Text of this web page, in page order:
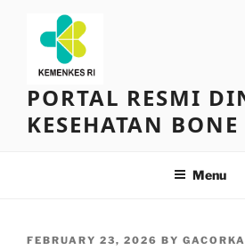
content
PORTAL RESMI
KESEHATAN
Menu
POSTED
FEBRUARY 23, 2026 BY